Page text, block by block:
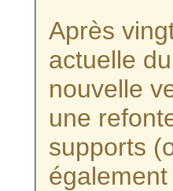
Après
actuelle
nouvelle
une
supports